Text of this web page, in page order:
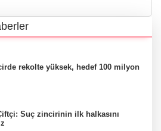
rekolte yüksek, hedef 100 milyon
Suç zincirinin ilk halkasını